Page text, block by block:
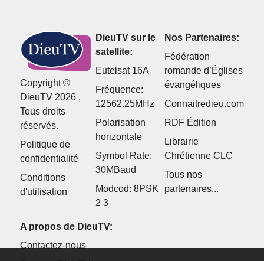
Copyright ©
DieuTV 2026 ,
Tous droits
réservés.
Politique de
confidentialité
Conditions
d'utilisation
DieuTV sur le
satellite:
Eutelsat 16A
Fréquence:
12562.25MHz
Polarisation
horizontale
Symbol Rate:
30MBaud
Modcod: 8PSK
2 3
Nos Partenaires:
Fédération
romande d’Églises
évangéliques
Connaitredieu.com
RDF Édition
Librairie
Chrétienne CLC
Tous nos
partenaires...
A propos de DieuTV:
Contactez-nous